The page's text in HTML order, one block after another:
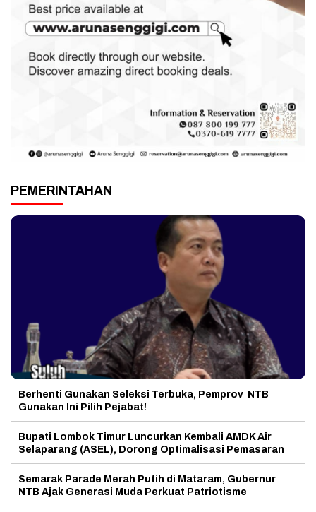
PEMERINTAHAN
Berhenti Gunakan Seleksi Terbuka, Pemprov NTB
Gunakan Ini Pilih Pejabat!
Bupati Lombok Timur Luncurkan Kembali AMDK Air
Selaparang (ASEL), Dorong Optimalisasi Pemasaran
Semarak Parade Merah Putih di Mataram, Gubernur
NTB Ajak Generasi Muda Perkuat Patriotisme